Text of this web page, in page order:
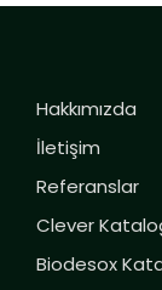
Hakkımızda
İletişim
Referanslar
Clever
Biodesox